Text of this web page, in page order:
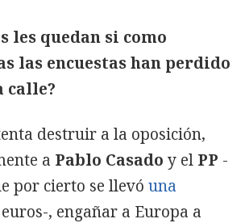
les quedan si como
las encuestas han perdido
calle?
destruir a la oposición,
a Pablo Casado y el PP -
por cierto se llevó una
, engañar a Europa a